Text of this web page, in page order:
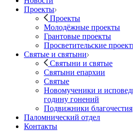
Проекты
Проекты
Молодёжные проекты
Грантовые проекты
Просветительские
Святые и святыни
Святыни и святые
Святыни епархии
Святые
Новомученики и
годину гонений
Подвижники благочестия
Паломнический отдел
Контакты